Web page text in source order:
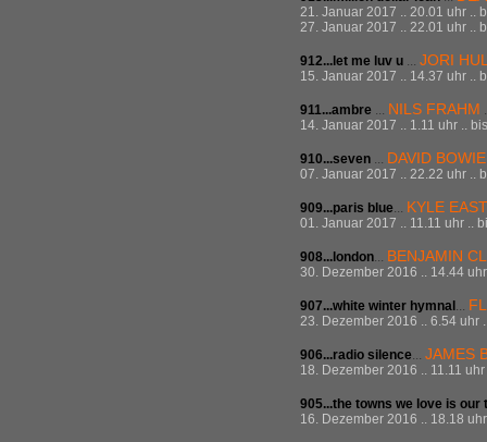
21. Januar 2017 .. 20.01 uhr ..
27. Januar 2017 .. 22.01 uhr ..
912... let me luv u ... JORI
15. Januar 2017 .. 14.37 uhr ..
911...ambre ... NILS FRAHM
14. Januar 2017 .. 1.11 uhr ..
910...seven ... DAVID BOWIE
07. Januar 2017 .. 22.22 uhr ..
909...paris blue... KYLE
01. Januar 2017 .. 11.11 uhr ..
908...london... BENJAMIN
30. Dezember 2016 .. 14.44
907...white winter hymnal ...
23. Dezember 2016 .. 6.54 uhr
906...radio silence... JAMES
18. Dezember 2016 .. 11.11
905...the towns we love is our
16. Dezember 2016 .. 18.18